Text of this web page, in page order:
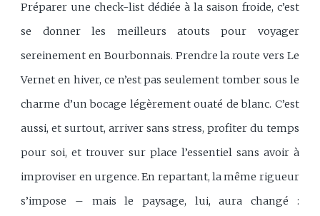
Préparer une check-list dédiée à la saison froide, c’est
se donner les meilleurs atouts pour voyager
sereinement en Bourbonnais. Prendre la route vers Le
Vernet en hiver, ce n’est pas seulement tomber sous le
charme d’un bocage légèrement ouaté de blanc. C’est
aussi, et surtout, arriver sans stress, profiter du temps
pour soi, et trouver sur place l’essentiel sans avoir à
improviser en urgence. En repartant, la même rigueur
s’impose – mais le paysage, lui, aura changé :